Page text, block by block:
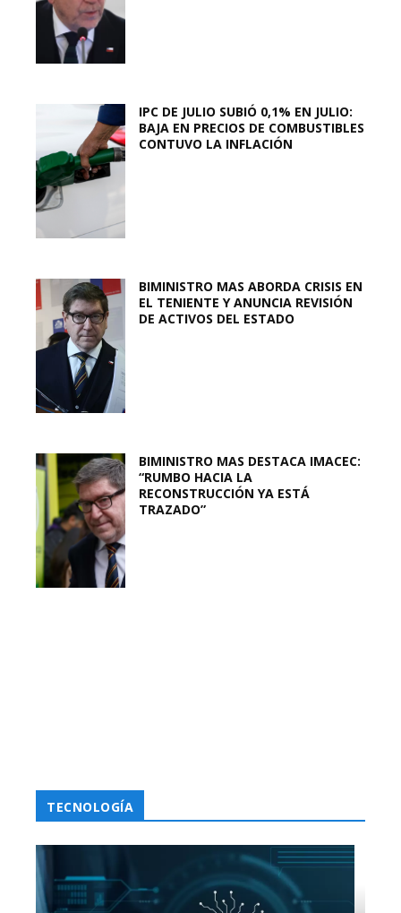
IPC DE JULIO SUBIÓ 0,1% EN JULIO:
BAJA EN PRECIOS DE COMBUSTIBLES
CONTUVO LA INFLACIÓN
BIMINISTRO MAS ABORDA CRISIS EN
EL TENIENTE Y ANUNCIA REVISIÓN
DE ACTIVOS DEL ESTADO
BIMINISTRO MAS DESTACA IMACEC:
“RUMBO HACIA LA
RECONSTRUCCIÓN YA ESTÁ
TRAZADO”
TECNOLOGÍA